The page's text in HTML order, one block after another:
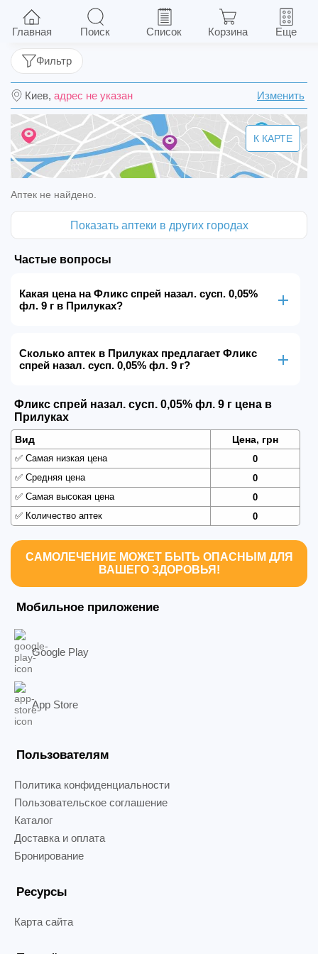
Фликс спрей назал. сусп. 0,05% фл. 9 г
Киев, адрес не указан Изменить
Фильтр
К КАРТЕ
Аптек не найдено.
Показать аптеки в других городах
Частые вопросы
Какая цена на Фликс спрей назал. сусп. 0,05%
фл. 9 г в Прилуках?
Сколько аптек в Прилуках предлагает Фликс
спрей назал. сусп. 0,05% фл. 9 г?
Фликс спрей назал. сусп. 0,05% фл. 9 г цена в
Прилуках
Вид Цена, грн
✅ Самая низкая цена
0
✅ Средняя цена
0
✅ Самая высокая цена
0
✅ Количество аптек 0
САМОЛЕЧЕНИЕ МОЖЕТ БЫТЬ ОПАСНЫМ ДЛЯ
ВАШЕГО ЗДОРОВЬЯ!
Мобильное приложение
Google Play
App Store
Пользователям
Политика конфиденциальности
Пользовательское соглашение
Каталог
Доставка и оплата
Бронирование
Ресурсы
Карта сайта
Главная Поиск Список Корзина Еще